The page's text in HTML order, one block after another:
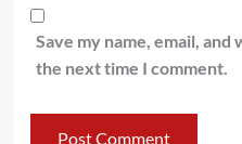
Save my name, email,
the next time I comment.